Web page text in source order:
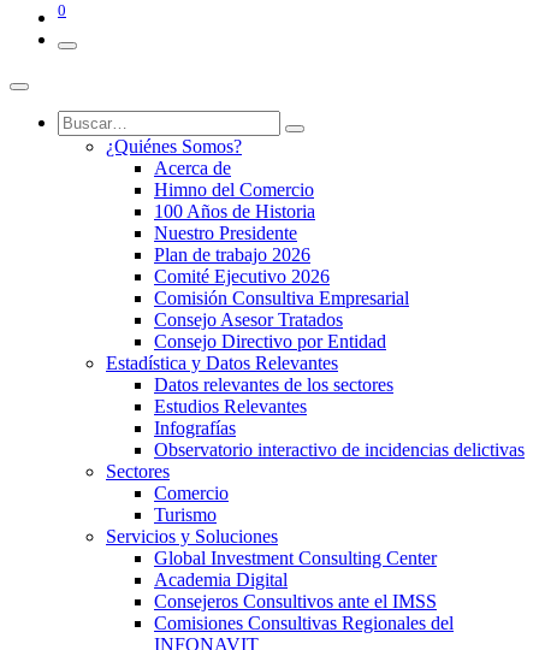
0
¿Quiénes Somos?
Acerca de
Himno del Comercio
100 Años de Historia
Nuestro Presidente
Plan de trabajo 2026
Comité Ejecutivo 2026
Comisión Consultiva Empresarial
Consejo Asesor Tratados
Consejo Directivo por Entidad
Estadística y Datos Relevantes
Datos relevantes de los sectores
Estudios Relevantes
Infografías
Observatorio interactivo de incidencias delictivas
Sectores
Comercio
Turismo
Servicios y Soluciones
Global Investment Consulting Center
Academia Digital
Consejeros Consultivos ante el IMSS
Comisiones Consultivas Regionales del
INFONAVIT